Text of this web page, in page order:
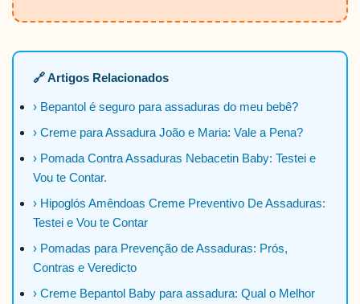
🔗 Artigos Relacionados
› Bepantol é seguro para assaduras do meu bebê?
› Creme para Assadura João e Maria: Vale a Pena?
› Pomada Contra Assaduras Nebacetin Baby: Testei e
Vou te Contar.
› Hipoglós Amêndoas Creme Preventivo De Assaduras:
Testei e Vou te Contar
› Pomadas para Prevenção de Assaduras: Prós,
Contras e Veredicto
› Creme Bepantol Baby para assadura: Qual o Melhor